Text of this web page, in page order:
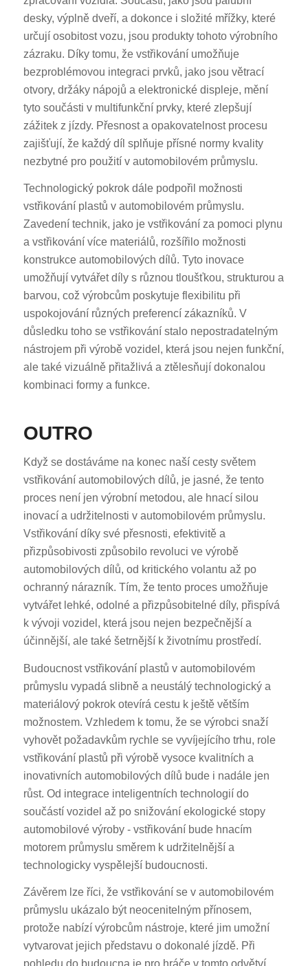
desky, výplně dveří, a dokonce i složité mřížky, které
určují osobitost vozu, jsou produkty tohoto výrobního
zázraku. Díky tomu, že vstřikování umožňuje
bezproblémovou integraci prvků, jako jsou větrací
otvory, držáky nápojů a elektronické displeje, mění
tyto součásti v multifunkční prvky, které zlepšují
zážitek z jízdy. Přesnost a opakovatelnost procesu
zajišťují, že každý díl splňuje přísné normy kvality
nezbytné pro použití v automobilovém průmyslu.
Technologický pokrok dále podpořil možnosti
vstřikování plastů v automobilovém průmyslu.
Zavedení technik, jako je vstřikování za pomoci plynu
a vstřikování více materiálů, rozšířilo možnosti
konstrukce automobilových dílů. Tyto inovace
umožňují vytvářet díly s různou tloušťkou, strukturou a
barvou, což výrobcům poskytuje flexibilitu při
uspokojování různých preferencí zákazníků. V
důsledku toho se vstřikování stalo nepostradatelným
nástrojem při výrobě vozidel, která jsou nejen funkční,
ale také vizuálně přitažlivá a ztělesňují dokonalou
kombinaci formy a funkce.
OUTRO
Když se dostáváme na konec naší cesty světem
vstřikování automobilových dílů, je jasné, že tento
proces není jen výrobní metodou, ale hnací silou
inovací a udržitelnosti v automobilovém průmyslu.
Vstřikování díky své přesnosti, efektivitě a
přizpůsobivosti způsobilo revoluci ve výrobě
automobilových dílů, od kritického volantu až po
ochranný nárazník. Tím, že tento proces umožňuje
vytvářet lehké, odolné a přizpůsobitelné díly, přispívá
k vývoji vozidel, která jsou nejen bezpečnější a
účinnější, ale také šetrnější k životnímu prostředí.
Budoucnost vstřikování plastů v automobilovém
průmyslu vypadá slibně a neustálý technologický a
materiálový pokrok otevírá cestu k ještě větším
možnostem. Vzhledem k tomu, že se výrobci snaží
vyhovět požadavkům rychle se vyvíjejícího trhu, role
vstřikování plastů při výrobě vysoce kvalitních a
inovativních automobilových dílů bude i nadále jen
růst. Od integrace inteligentních technologií do
součástí vozidel až po snižování ekologické stopy
automobilové výroby - vstřikování bude hnacím
motorem průmyslu směrem k udržitelnější a
technologicky vyspělejší budoucnosti.
Závěrem lze říci, že vstřikování se v automobilovém
průmyslu ukázalo být neocenitelným přínosem,
protože nabízí výrobcům nástroje, které jim umožní
vytvarovat jejich představu o dokonalé jízdě. Při